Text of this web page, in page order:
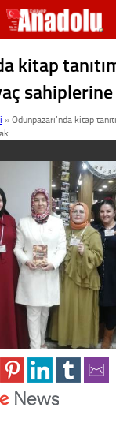
kitap
»Odunpazarı’nda kitap